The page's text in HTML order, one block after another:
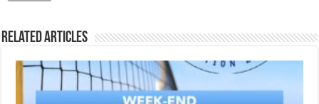
Related Articles